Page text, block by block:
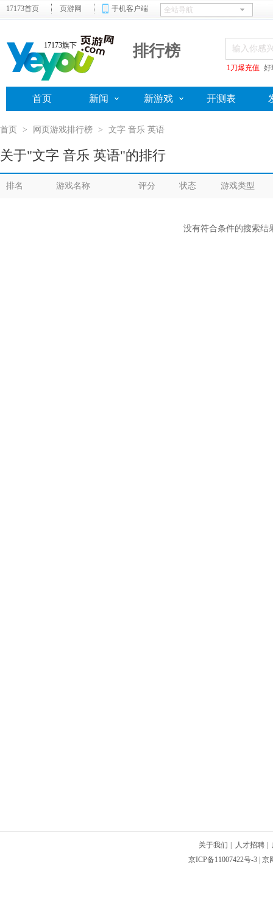
17173首页 页游网 手机客户端
17173旗下 排行榜
1刀爆充值 好
首页 新闻 新游戏 开测表
首页 > 网页游戏排行榜 > 文字 音乐 英语
关于"文字 音乐 英语"的排行
排名 游戏名称 评分 状态 游戏类型
没有符合条件的搜索结
关于我们 人才招聘
京ICP备11007422号-3 |